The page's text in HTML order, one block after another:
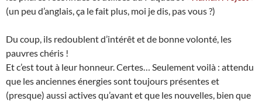
(un peu d’anglais, ça le fait plus, moi je dis, pas vous ?)
Du coup, ils redoublent d’intérêt et de bonne volonté, les
pauvres chéris !
Et c’est tout à leur honneur. Certes… Seulement voilà : attendu
que les anciennes énergies sont toujours présentes et
(presque) aussi actives qu’avant et que les nouvelles, bien que